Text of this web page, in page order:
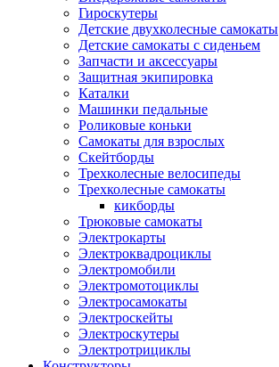
Гироскутеры
Детские двухколесные самокаты
Детские самокаты с сиденьем
Запчасти и аксессуары
Защитная экипировка
Каталки
Машинки педальные
Роликовые коньки
Самокаты для взрослых
Скейтборды
Трехколесные велосипеды
Трехколесные самокаты
кикборды
Трюковые самокаты
Электрокарты
Электроквадроциклы
Электромобили
Электромотоциклы
Электросамокаты
Электроскейты
Электроскутеры
Электротрициклы